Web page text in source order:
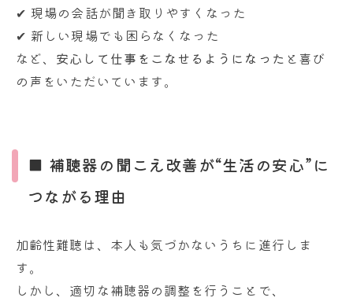
✔ 現場の会話が聞き取りやすくなった
✔ 新しい現場でも困らなくなった
など、 安心して仕事をこなせるようになった と喜び
の声をいただいています。
■ 補聴器の聞こえ改善が“生活の安心”に
つながる理由
加齢性難聴は、本人も気づかないうちに進行しま
す。
しかし、適切な補聴器の調整を行うことで、